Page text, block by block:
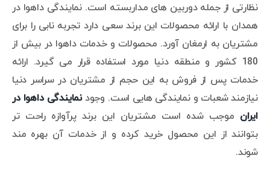
نظارتی از جمله دوربین های مداربسته است. نمایندگی داهوا در
همدان با ارائه محصولات این برند سعی دارد تجربه نابی را برای
مشتریان به ارمغان آورد. محصولات و خدمات داهوا در بیش از
180 کشور و منطقه دنیا مورد استفاده قرار می گیرد. ارائه
خدمات پس از فروش به این حجم از مشتریان در سراسر دنیا
نیازمند شعبات و نمایندگی هایی است. وجودنمایندگی داهوا در
ایران موجب شده است مشتریان این برند پرآوازه راحت تر
بتوانند از این محصول خرید کرده و از خدمات آن بهره مند
شوند.